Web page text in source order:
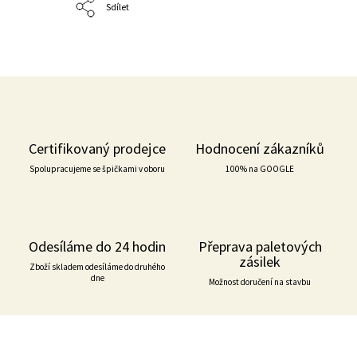
Sdílet
Certifikovaný prodejce
Spolupracujeme se špičkami v oboru
Hodnocení zákazníků
100% na GOOGLE
Odesíláme do 24 hodin
Zboží skladem odesíláme do druhého
dne
Přeprava paletových
zásilek
Možnost doručení na stavbu